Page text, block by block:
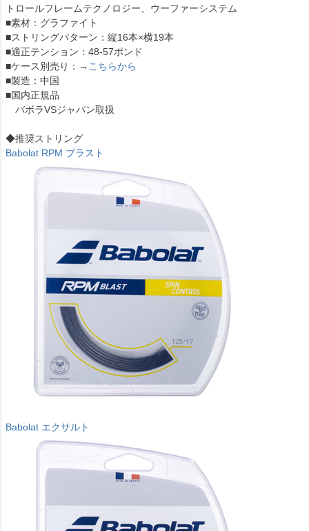
トロールフレームテクノロジー、ウーファーシステム
■素材：グラファイト
■ストリングパターン：縦16本×横19本
■適正テンション：48-57ポンド
■ケース別売り：→ こちらから
■製造：中国
■国内正規品
バボラVSジャパン取扱
◆推奨ストリング
Babolat RPM ブラスト
Babolat エクサルト